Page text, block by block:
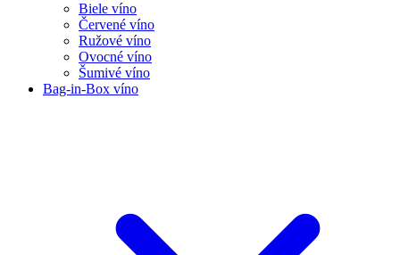
Biele víno
Červené víno
Ružové víno
Ovocné víno
Šumivé víno
Bag-in-Box víno